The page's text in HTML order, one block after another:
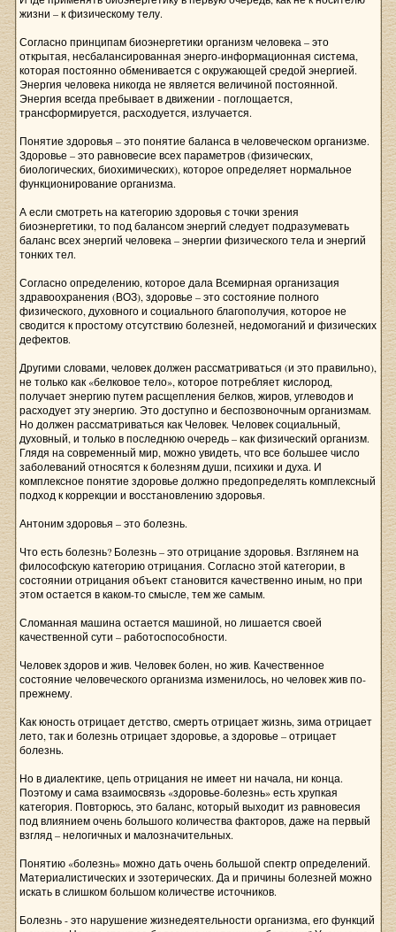
жизни – к физическому телу.
Согласно принципам биоэнергетики организм человека – это
открытая, несбалансированная энерго-информационная система,
которая постоянно обменивается с окружающей средой энергией.
Энергия человека никогда не является величиной постоянной.
Энергия всегда пребывает в движении - поглощается,
трансформируется, расходуется, излучается.
Понятие здоровья – это понятие баланса в человеческом организме.
Здоровье – это равновесие всех параметров (физических,
биологических, биохимических), которое определяет нормальное
функционирование организма.
А если смотреть на категорию здоровья с точки зрения
биоэнергетики, то под балансом энергий следует подразумевать
баланс всех энергий человека – энергии физического тела и энергий
тонких тел.
Согласно определению, которое дала Всемирная организация
здравоохранения (ВОЗ), здоровье – это состояние полного
физического, духовного и социального благополучия, которое не
сводится к простому отсутствию болезней, недомоганий и физических
дефектов.
Другими словами, человек должен рассматриваться (и это правильно),
не только как «белковое тело», которое потребляет кислород,
получает энергию путем расщепления белков, жиров, углеводов и
расходует эту энергию. Это доступно и беспозвоночным организмам.
Но должен рассматриваться как Человек. Человек социальный,
духовный, и только в последнюю очередь – как физический организм.
Глядя на современный мир, можно увидеть, что все большее число
заболеваний относятся к болезням души, психики и духа. И
комплексное понятие здоровье должно предопределять комплексный
подход к коррекции и восстановлению здоровья.
Антоним здоровья – это болезнь.
Что есть болезнь? Болезнь – это отрицание здоровья. Взглянем на
философскую категорию отрицания. Согласно этой категории, в
состоянии отрицания объект становится качественно иным, но при
этом остается в каком-то смысле, тем же самым.
Сломанная машина остается машиной, но лишается своей
качественной сути – работоспособности.
Человек здоров и жив. Человек болен, но жив. Качественное
состояние человеческого организма изменилось, но человек жив по-
прежнему.
Как юность отрицает детство, смерть отрицает жизнь, зима отрицает
лето, так и болезнь отрицает здоровье, а здоровье – отрицает
болезнь.
Но в диалектике, цепь отрицания не имеет ни начала, ни конца.
Поэтому и сама взаимосвязь «здоровье-болезнь» есть хрупкая
категория. Повторюсь, это баланс, который выходит из равновесия
под влиянием очень большого количества факторов, даже на первый
взгляд – нелогичных и малозначительных.
Понятию «болезнь» можно дать очень большой спектр определений.
Материалистических и эзотерических. Да и причины болезней можно
искать в слишком большом количестве источников.
Болезнь - это нарушение жизнедеятельности организма, его функций